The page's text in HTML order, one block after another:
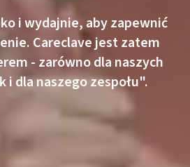
i wydajnie, aby zapewnić
Careclave jest zatem
- zarówno dla naszych
i dla naszego zespołu".